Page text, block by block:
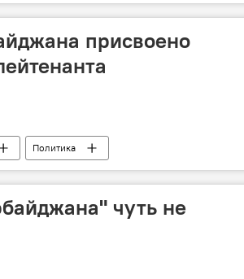
присвоено
Политика
чуть не